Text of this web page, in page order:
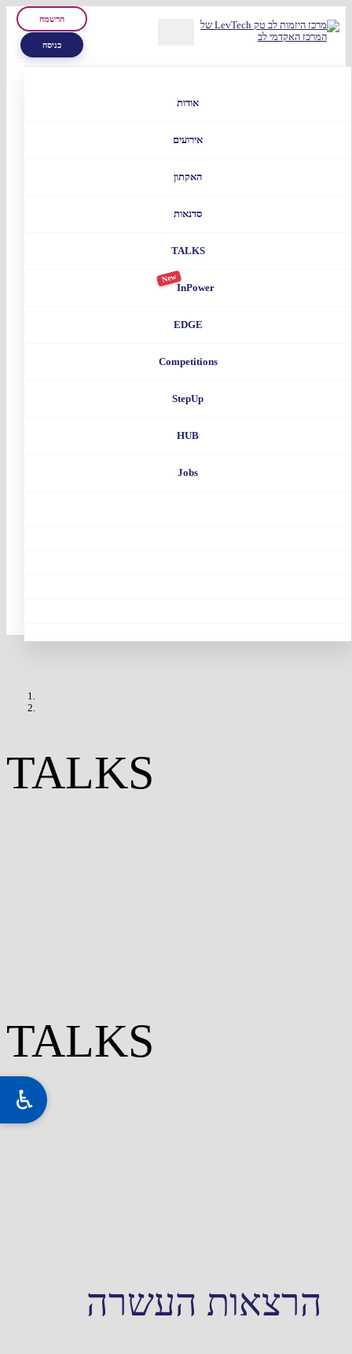
הרשמה
כניסה
אודות
אירועים
האקתון
סדנאות
TALKS
InPower
New
EDGE
Competitions
StepUp
HUB
Jobs
TALKS
TALKS
הרצאות העשרה